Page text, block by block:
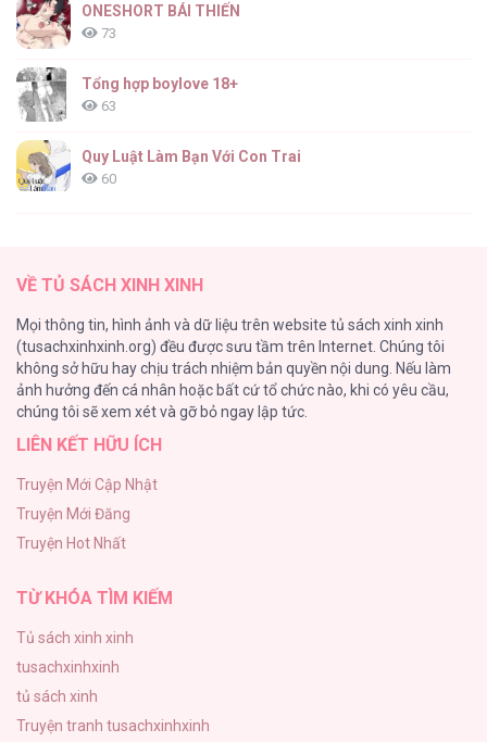
ONESHORT BÁI THIẾN
73
Tổng hợp boylove 18+
63
Quy Luật Làm Bạn Với Con Trai
60
50
Tuyển Tập Manhwa Ngắn Bạo Dăm
44
CẨN THẬN TRĂNG TRÒN THÁNG 3 ĐẤY
Con Tim Rung Động
41
VỀ TỦ SÁCH XINH XINH
Mọi thông tin, hình ảnh và dữ liệu trên website tủ sách xinh xinh
(tusachxinhxinh.org) đều được sưu tầm trên Internet. Chúng tôi
không sở hữu hay chịu trách nhiệm bản quyền nội dung. Nếu làm
ảnh hưởng đến cá nhân hoặc bất cứ tổ chức nào, khi có yêu cầu,
chúng tôi sẽ xem xét và gỡ bỏ ngay lập tức.
LIÊN KẾT HỮU ÍCH
Truyện Mới Cập Nhật
Truyện Mới Đăng
Truyện Hot Nhất
TỪ KHÓA TÌM KIẾM
Tủ sách xinh xinh
tusachxinhxinh
tủ sách xinh
Truyện tranh tusachxinhxinh